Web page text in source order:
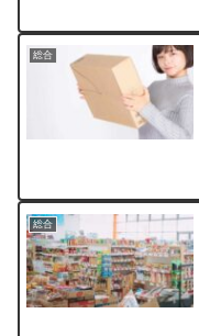
総合
総合